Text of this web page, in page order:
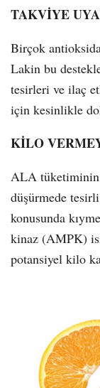
TAKVİYE
Birçok
Lakin bu
tesirleri ve ilaç
için kesinlikle
KİLO
ALA
düşürmede
konusunda
kinaz (AMPK)
potansiyel kilo